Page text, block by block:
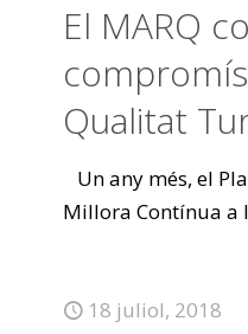
El MARQ
Qualitat
Un any més, el
Millora Contínua
18 juliol, 2018